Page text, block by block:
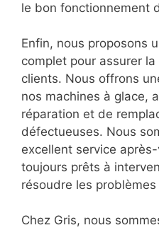
le bon fonctionnement
Enfin, nous proposons
complet pour assurer
clients. Nous offrons
nos machines à glace,
réparation et de
défectueuses. Nous
excellent service
toujours prêts à
résoudre les
Chez Gris, nous